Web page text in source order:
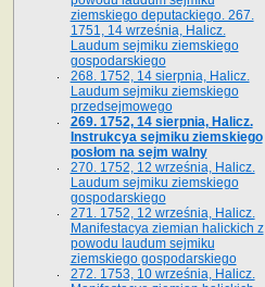
ziemskiego deputackiego. 267.
1751, 14 września, Halicz.
Laudum sejmiku ziemskiego
gospodarskiego
268. 1752, 14 sierpnia, Halicz.
Laudum sejmiku ziemskiego
przedsejmowego
269. 1752, 14 sierpnia, Halicz.
Instrukcya sejmiku ziemskiego
posłom na sejm walny
270. 1752, 12 września, Halicz.
Laudum sejmiku ziemskiego
gospodarskiego
271. 1752, 12 września, Halicz.
Manifestacya ziemian halickich z
powodu laudum sejmiku
ziemskiego gospodarskiego
272. 1753, 10 września, Halicz.